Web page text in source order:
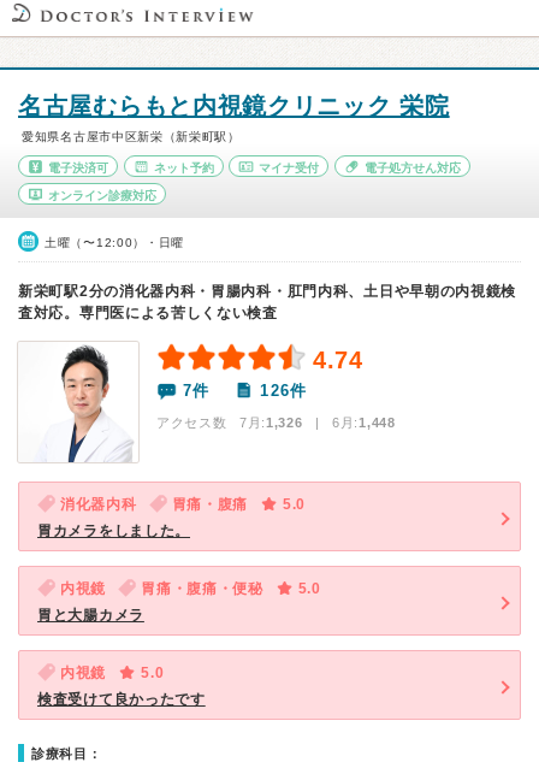
名古屋むらもと内視鏡クリニック 栄院
愛知県名古屋市中区新栄（新栄町駅）
電子決済可 ネット予約 マイナ受付 電子処方せん対応
オンライン診療対応
土曜（〜12:00）・日曜
新栄町駅2分の消化器内科・胃腸内科・肛門内科、土日や早朝の内視鏡検
査対応。専門医による苦しくない検査
4.74
7件 126件
アクセス数 7月:1,326 | 6月:1,448
消化器内科 胃痛・腹痛
5.0
胃カメラをしました。
内視鏡 胃痛・腹痛・便秘
5.0
胃と大腸カメラ
内視鏡
5.0
検査受けて良かったです
診療科目：